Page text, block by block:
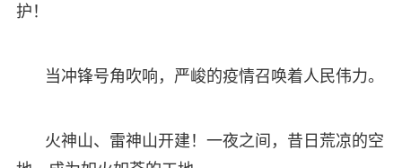
护！
当冲锋号角吹响，严峻的疫情召唤着人民伟力。
火神山、雷神山开建！一夜之间，昔日荒凉的空